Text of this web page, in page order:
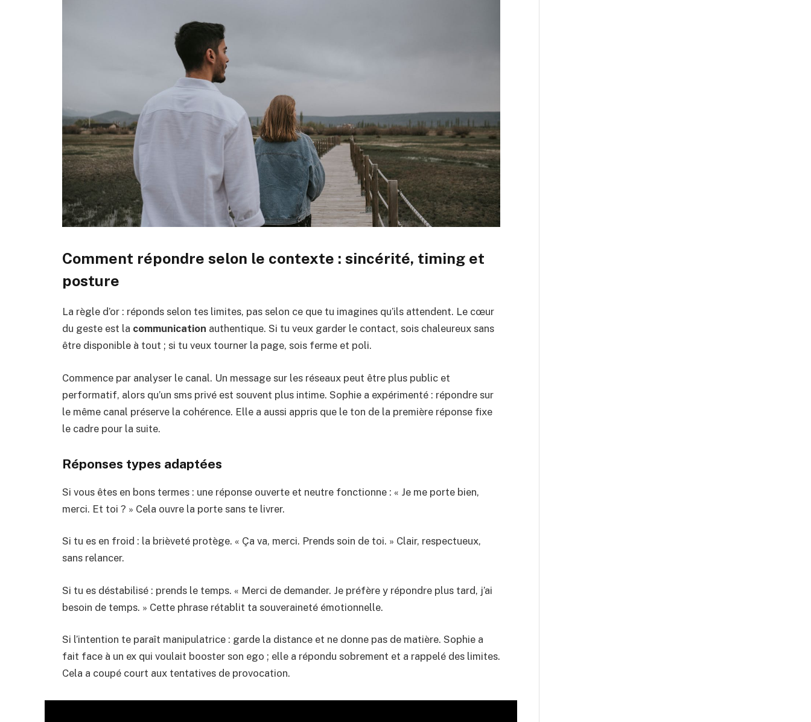
Comment répondre selon le contexte : sincérité, timing et
posture
La règle d’or : réponds selon tes limites, pas selon ce que tu imagines qu’ils attendent. Le cœur
du geste est la communication authentique. Si tu veux garder le contact, sois chaleureux sans
être disponible à tout ; si tu veux tourner la page, sois ferme et poli.
Commence par analyser le canal. Un message sur les réseaux peut être plus public et
performatif, alors qu’un sms privé est souvent plus intime. Sophie a expérimenté : répondre sur
le même canal préserve la cohérence. Elle a aussi appris que le ton de la première réponse fixe
le cadre pour la suite.
Réponses types adaptées
Si vous êtes en bons termes : une réponse ouverte et neutre fonctionne : « Je me porte bien,
merci. Et toi ? » Cela ouvre la porte sans te livrer.
Si tu es en froid : la brièveté protège. « Ça va, merci. Prends soin de toi. » Clair, respectueux,
sans relancer.
Si tu es déstabilisé : prends le temps. « Merci de demander. Je préfère y répondre plus tard, j’ai
besoin de temps. » Cette phrase rétablit ta souveraineté émotionnelle.
Si l’intention te paraît manipulatrice : garde la distance et ne donne pas de matière. Sophie a
fait face à un ex qui voulait booster son ego ; elle a répondu sobrement et a rappelé des limites.
Cela a coupé court aux tentatives de provocation.